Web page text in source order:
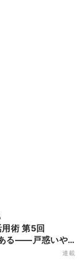
術 第5回
る――戸惑いや
連載